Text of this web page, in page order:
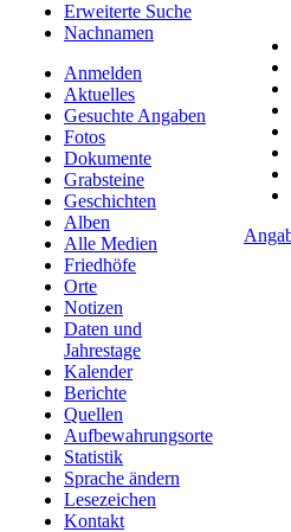
Erweiterte Suche
Nachnamen
Anmelden
Aktuelles
Gesuchte Angaben
Fotos
Dokumente
Grabsteine
Geschichten
Alben
Alle Medien
Friedhöfe
Orte
Notizen
Daten und
Jahrestage
Kalender
Berichte
Quellen
Aufbewahrungsorte
Statistik
Sprache ändern
Lesezeichen
Kontakt